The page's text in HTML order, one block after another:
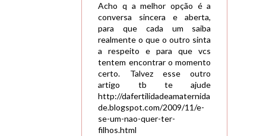
Acho q a melhor opção é a
conversa sincera e aberta,
para que cada um saiba
realmente o que o outro sinta
a respeito e para que vcs
tentem encontrar o momento
certo. Talvez esse outro
artigo tb te ajude
http://dafertilidadeamaternida
de.blogspot.com/2009/11/e-
se-um-nao-quer-ter-
filhos.html